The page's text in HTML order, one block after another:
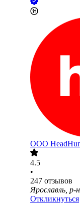
ООО
4.5
•
247 отзывов
Ярославль, р-
Откликнуться